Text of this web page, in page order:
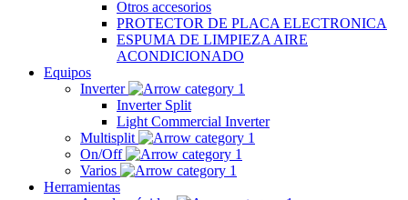
Otros accesorios
PROTECTOR DE PLACA ELECTRONICA
ESPUMA DE LIMPIEZA AIRE
ACONDICIONADO
Equipos
Inverter
Inverter Split
Light Commercial Inverter
Multisplit
On/Off
Varios
Herramientas